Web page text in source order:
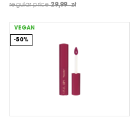
regular price 29,99 zł
VEGAN
-50%